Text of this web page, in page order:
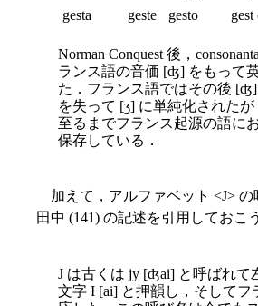
gesta
geste gesto gest
Norman Conquest 後，
ランス語の音価 [ʤ] をもって
た．フランス語ではその後
を失って [ʒ] に単純化された
至るまでフランス起源の語に
保存している．
加えて，アルファベット <J> の
田中 (141) の記述を引用しておこ
J は古くは jy [ʤai] と呼ばれて
文字 I [ai] と押韻し，そしてフ